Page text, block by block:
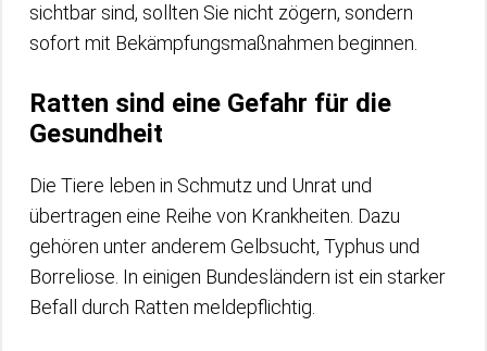
sichtbar sind, sollten Sie nicht zögern, sondern
sofort mit Bekämpfungsmaßnahmen beginnen.
Ratten sind eine Gefahr für die
Gesundheit
Die Tiere leben in Schmutz und Unrat und
übertragen eine Reihe von Krankheiten. Dazu
gehören unter anderem Gelbsucht, Typhus und
Borreliose. In einigen Bundesländern ist ein starker
Befall durch Ratten meldepflichtig.